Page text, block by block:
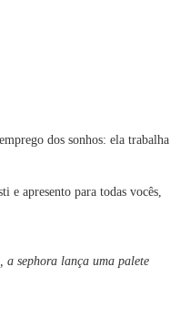
dos sonhos: ela trabalha
e apresento para todas vocês,
sephora lança uma palete